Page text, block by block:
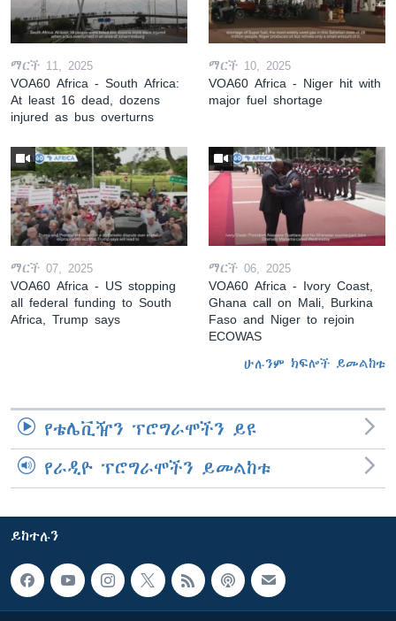
ማርች 11, 2025
VOA60 Africa - South Africa:
At least 16 dead, dozens
injured as bus overturns
ማርች 10, 2025
VOA60 Africa - Niger hit with
major fuel shortage
ማርች 07, 2025
VOA60 Africa - US stopping
all federal funding to South
Africa, Trump says
ማርች 06, 2025
VOA60 Africa - Ivory Coast,
Ghana call on Mali, Burkina
Faso and Niger to rejoin
ECOWAS
ሁሉንም ክፍሎች ይመልከቱ
የቴሌቪዥን ፕሮግራሞችን ይዩ
የራዲዮ ፕሮግራሞችን ይመልከቱ
ይከተሉን